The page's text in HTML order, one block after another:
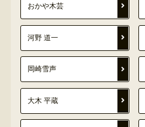
おかや木芸
河野 道一
岡崎雪声
大木 平蔵